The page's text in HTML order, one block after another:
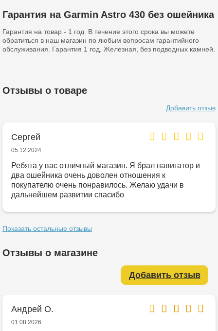
Гарантия на Garmin Astro 430 без ошейника
Гарантия на товар - 1 год. В течение этого срока вы можете
обратиться в наш магазин по любым вопросам гарантийного
обслуживания. Гарантия 1 год. Железная, без подводных камней.
Отзывы о товаре
Добавить отзыв
Сергей
05.12.2024
Ребята у вас отличный магазин. Я брал навигатор и
два ошейника очень доволен отношения к
покупателю очень понравилось. Желаю удачи в
дальнейшем развитии спасибо
Показать остальные отзывы
Отзывы о магазине
Добавить отзыв
Андрей О.
01.08.2026